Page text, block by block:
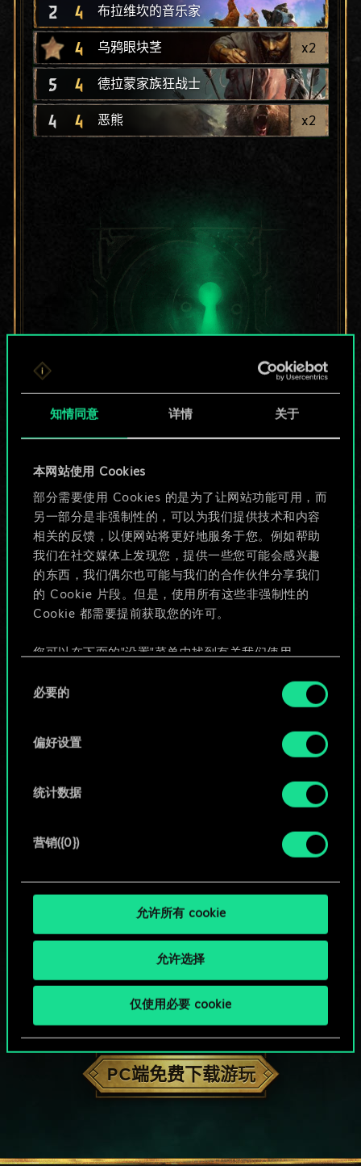
知情同意 详情 关于
本网站使用 Cookies
部分需要使用 Cookies 的是为了让网站功能可用，而
另一部分是非强制性的，可以为我们提供技术和内容
相关的反馈，以便网站将更好地服务于您。例如帮助
我们在社交媒体上发现您，提供一些您可能会感兴趣
的东西，我们偶尔也可能与我们的合作伙伴分享我们
的 Cookie 片段。但是，使用所有这些非强制性的
Cookie 都需要提前获取您的许可。
您可以在下面的"设置"菜单中找到有关我们使用
好。一旦您了解了其中的内容并准备好继续，请点
必要的
偏好设置
统计数据
营销({0})
允许所有 cookie
允许选择
仅使用必要 cookie
2 4 布拉维坎的音乐家
4 乌鸦眼块茎 x2
5 4 德拉蒙家族狂战士
4 4 恶熊 x2
目前只是分享了一套
牌，但能做的不止这
些！
给牌组命名并撰写攻略
编辑牌组
HOW ABOUT A ROUND OF GWENT?
PC端免费下载游玩